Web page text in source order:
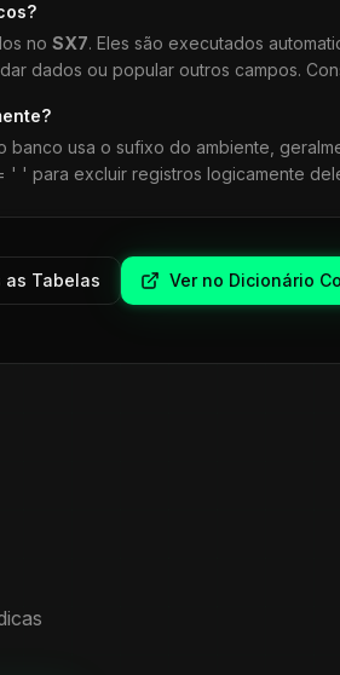
no SX7. Eles são executados
dados ou popular outros campos.
usa o sufixo do ambiente,
' ' para excluir registros logicamente
as Tabelas Ver no Dicionário